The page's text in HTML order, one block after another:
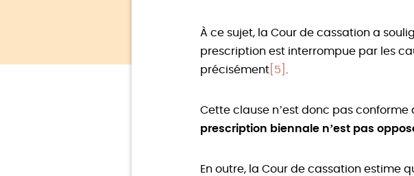
À ce sujet, la Cour de cassation a
prescription est interrompue par les
précisément [5]
Cette clause n’est donc pas
prescription biennale n’est pas
En outre, la Cour de cassation estime